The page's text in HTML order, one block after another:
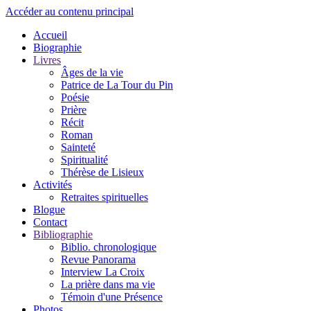
Accéder au contenu principal
Accueil
Biographie
Livres
Âges de la vie
Patrice de La Tour du Pin
Poésie
Prière
Récit
Roman
Sainteté
Spiritualité
Thérèse de Lisieux
Activités
Retraites spirituelles
Blogue
Contact
Bibliographie
Biblio. chronologique
Revue Panorama
Interview La Croix
La prière dans ma vie
Témoin d'une Présence